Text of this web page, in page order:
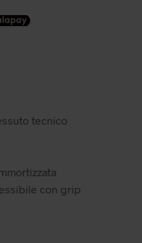
tecnico
con grip